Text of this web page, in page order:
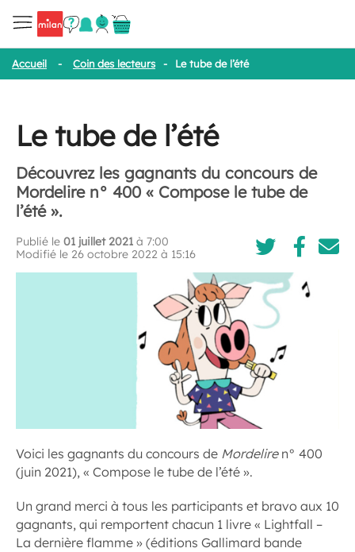
Accueil - Coin des lecteurs - Le tube de l’été
Le tube de l’été
Découvrez les gagnants du concours de
Mordelire n° 400 « Compose le tube de
l’été ».
Publié le 01 juillet 2021 à 7:00
Modifié le 26 octobre 2022 à 15:16
Voici les gagnants du concours de Mordeliren° 400
(juin 2021), « Compose le tube de l’été ».
Un grand merci à tous les participants et bravo aux 10
gagnants, qui remportent chacun 1 livre « Lightfall –
La dernière flamme » (éditions Gallimard bande